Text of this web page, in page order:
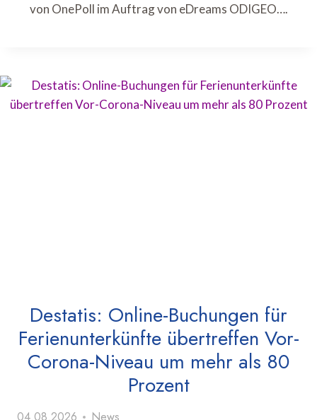
von OnePoll im Auftrag von eDreams ODIGEO….
Destatis: Online-Buchungen für
Ferienunterkünfte übertreffen Vor-
Corona-Niveau um mehr als 80
Prozent